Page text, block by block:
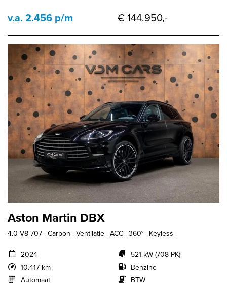
v.a. 2.456 p/m € 144.950,-
Aston Martin DBX
4.0 V8 707 | Carbon | Ventilatie | ACC | 360° | Keyless |
2024
10.417 km
Automaat
521 kW (708 PK)
Benzine
BTW